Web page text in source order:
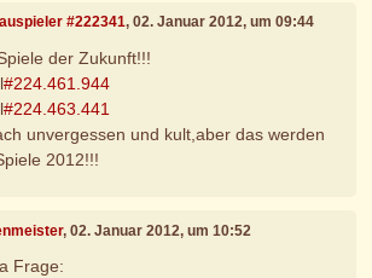
#222341, 02. Januar 2012, um 09:44
der Zukunft!!!
#224.461.944
#224.463.441
unvergessen und kult,aber das werden
2012!!!
, 02. Januar 2012, um 10:52
Frage: